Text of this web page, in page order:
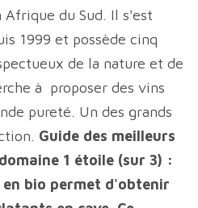
Afrique du Sud. Il s'est
1999 et possède cinq
de la nature et de
à proposer des vins
pureté. Un des grands
Guide des meilleurs
1 étoile (sur 3) :
bio permet d'obtenir